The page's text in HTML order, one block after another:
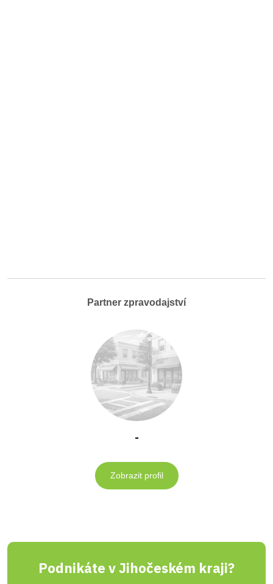
Partner zpravodajství
-
Zobrazit profil
Podnikáte v Jihočeském kraji?